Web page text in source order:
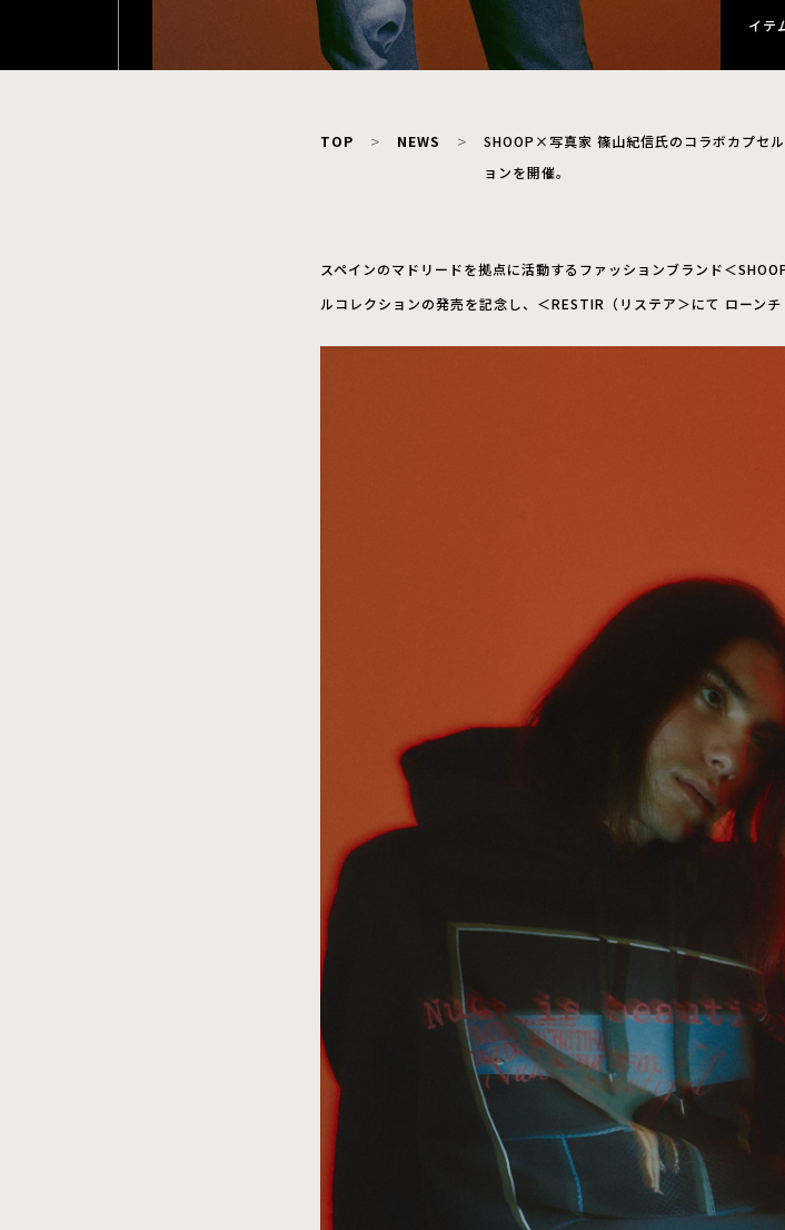
イテ
TOP NEWS
SHOOP×写真家 篠山紀信氏のコラボカプセ
ョンを開催。
スペインのマドリードを拠点に活動するファッションブランド＜
ルコレクションの発売を記念し、＜RESTIR（リステア＞にて ローンチ